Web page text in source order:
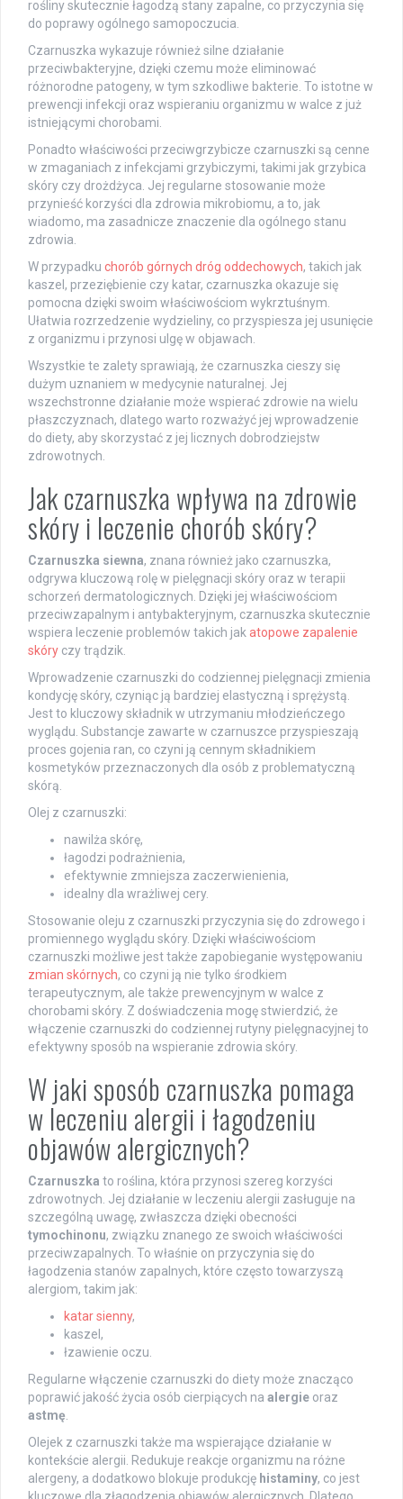
rośliny skutecznie łagodzą stany zapalne, co przyczynia się
do poprawy ogólnego samopoczucia.
Czarnuszka wykazuje również silne działanie
przeciwbakteryjne, dzięki czemu może eliminować
różnorodne patogeny, w tym szkodliwe bakterie. To istotne w
prewencji infekcji oraz wspieraniu organizmu w walce z już
istniejącymi chorobami.
Ponadto właściwości przeciwgrzybicze czarnuszki są cenne
w zmaganiach z infekcjami grzybiczymi, takimi jak grzybica
skóry czy drożdżyca. Jej regularne stosowanie może
przynieść korzyści dla zdrowia mikrobiomu, a to, jak
wiadomo, ma zasadnicze znaczenie dla ogólnego stanu
zdrowia.
W przypadku chorób górnych dróg oddechowych, takich jak
kaszel, przeziębienie czy katar, czarnuszka okazuje się
pomocna dzięki swoim właściwościom wykrztuśnym.
Ułatwia rozrzedzenie wydzieliny, co przyspiesza jej usunięcie
z organizmu i przynosi ulgę w objawach.
Wszystkie te zalety sprawiają, że czarnuszka cieszy się
dużym uznaniem w medycynie naturalnej. Jej
wszechstronne działanie może wspierać zdrowie na wielu
płaszczyznach, dlatego warto rozważyć jej wprowadzenie
do diety, aby skorzystać z jej licznych dobrodziejstw
zdrowotnych.
Jak czarnuszka wpływa na zdrowie
skóry i leczenie chorób skóry?
Czarnuszka siewna, znana również jako czarnuszka,
odgrywa kluczową rolę w pielęgnacji skóry oraz w terapii
schorzeń dermatologicznych. Dzięki jej właściwościom
przeciwzapalnym i antybakteryjnym, czarnuszka skutecznie
wspiera leczenie problemów takich jak atopowe zapalenie
skóry czy trądzik.
Wprowadzenie czarnuszki do codziennej pielęgnacji zmienia
kondycję skóry, czyniąc ją bardziej elastyczną i sprężystą.
Jest to kluczowy składnik w utrzymaniu młodzieńczego
wyglądu. Substancje zawarte w czarnuszce przyspieszają
proces gojenia ran, co czyni ją cennym składnikiem
kosmetyków przeznaczonych dla osób z problematyczną
skórą.
Olej z czarnuszki:
nawilża skórę,
łagodzi podrażnienia,
efektywnie zmniejsza zaczerwienienia,
idealny dla wrażliwej cery.
Stosowanie oleju z czarnuszki przyczynia się do zdrowego i
promiennego wyglądu skóry. Dzięki właściwościom
czarnuszki możliwe jest także zapobieganie występowaniu
zmian skórnych, co czyni ją nie tylko środkiem
terapeutycznym, ale także prewencyjnym w walce z
chorobami skóry. Z doświadczenia mogę stwierdzić, że
włączenie czarnuszki do codziennej rutyny pielęgnacyjnej to
efektywny sposób na wspieranie zdrowia skóry.
W jaki sposób czarnuszka pomaga
w leczeniu alergii i łagodzeniu
objawów alergicznych?
Czarnuszka to roślina, która przynosi szereg korzyści
zdrowotnych. Jej działanie w leczeniu alergii zasługuje na
szczególną uwagę, zwłaszcza dzięki obecności
tymochinonu, związku znanego ze swoich właściwości
przeciwzapalnych. To właśnie on przyczynia się do
łagodzenia stanów zapalnych, które często towarzyszą
alergiom, takim jak:
katar sienny,
kaszel,
łzawienie oczu.
Regularne włączenie czarnuszki do diety może znacząco
poprawić jakość życia osób cierpiących na alergie oraz
astmę
Olejek z czarnuszki także ma wspierające działanie w
kontekście alergii. Redukuje reakcje organizmu na różne
alergeny, a dodatkowo blokuje produkcję histaminy, co jest
kluczowe dla złagodzenia objawów alergicznych. Dlatego